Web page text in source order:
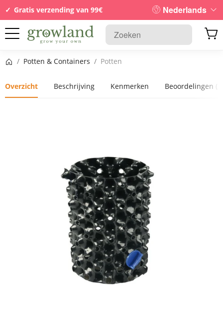
Gratis verzending van 99€ Nederlands
Startpagina
/ Potten & Containers / Potten
Overzicht Beschrijving Kenmerken Beoordelingen (2)